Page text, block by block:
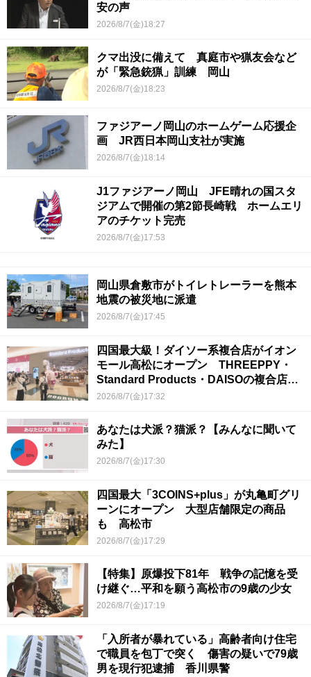
安の声
2026/8/7(金)18:27
クマ出没に備えて 真庭市や猟友会など
が「緊急銃猟」訓練 岡山
2026/8/7(金)18:23
ファジアーノ岡山のホームゲーム応援企
画 JR西日本岡山支社が実施
2026/8/7(金)18:14
J1ファジアーノ岡山 JFE晴れの国スタ
ジアムで開催の第2節長崎戦 ホームエリ
アのチケット完売
2026/8/7(金)17:53
岡山県倉敷市がトイレトレーラーを熊本
地震の被災地に派遣
2026/8/7(金)17:45
四国最大級！ダイソー系複合店がイオン
モール高松にオープン THREEPPY・
Standard Products・DAISOの複合店は
香川県初
2026/8/7(金)17:32
あなたは犬派？猫派？【みんなに聞いて
みた】
2026/8/7(金)17:30
四国最大「3COINS+plus」が丸亀町グリ
ーンにオープン 大型店舗限定の商品
も 高松市
2026/8/7(金)17:29
【特集】原爆投下81年 戦争の記憶を受
け継ぐ…平和を願う高松市の9歳の少女
2026/8/7(金)17:19
「入所者が暴れている」高齢者向け住宅
で職員を包丁で突く 傷害の疑いで79歳
男を現行犯逮捕 香川県警